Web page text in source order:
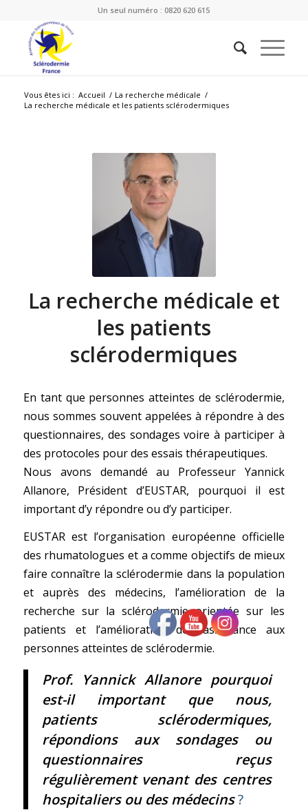
Un seul numéro : 0820 620 615
Vous êtes ici : Accueil / La recherche médicale /
La recherche médicale et les patients sclérodermiques
La recherche médicale et
les patients
sclérodermiques
En tant que personnes atteintes de sclérodermie,
nous sommes souvent appelées à répondre à des
questionnaires, des sondages voire à participer à
des protocoles pour des essais thérapeutiques.
Nous avons demandé au Professeur Yannick
Allanore, Président d’EUSTAR, pourquoi il est
important d’y répondre ou d’y participer.
EUSTAR est l’organisation européenne officielle
des rhumatologues et a comme objectifs de mieux
faire connaître la sclérodermie dans la population
et auprès des médecins, l’amélioration de la
recherche sur la sclérodermie orientée sur les
patients et l’amélioration de l’assistance aux
personnes atteintes de sclérodermie.
Prof. Yannick Allanore pourquoi
est-il important que nous,
patients sclérodermiques,
répondions aux sondages ou
questionnaires reçus
régulièrement venant des centres
hospitaliers ou des médecins ?